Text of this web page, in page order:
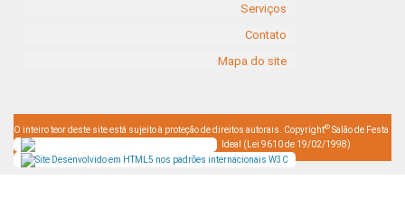
Serviços
Contato
Mapa do site
O inteiro teor deste site está sujeito à proteção de direitos autorais. Copyright© Salão de Festa
Ideal (Lei 9610 de 19/02/1998)